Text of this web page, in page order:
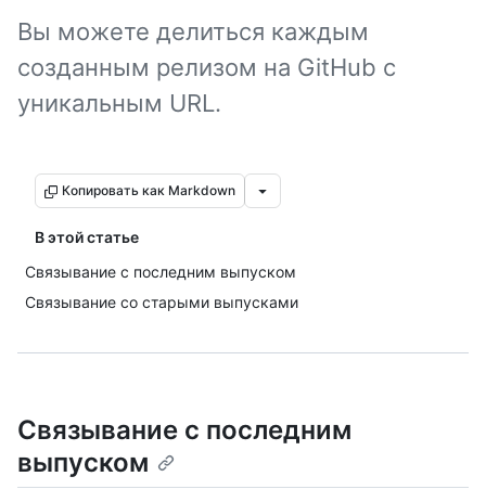
Вы можете делиться каждым
созданным релизом на GitHub с
уникальным URL.
Копировать как Markdown
В этой статье
Связывание с последним выпуском
Связывание со старыми выпусками
Связывание с последним
выпуском